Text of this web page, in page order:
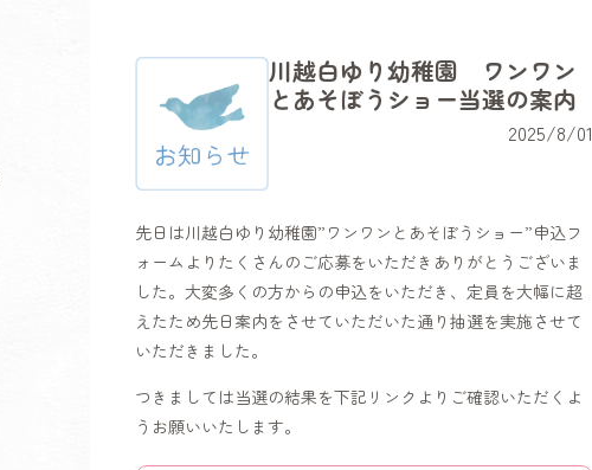
川越白ゆり幼稚園 ワンワン
とあそぼうショー当選の案内
2025/8/01
先日は川越白ゆり幼稚園”ワンワンとあそぼうショー”申込フ
ォームよりたくさんのご応募をいただきありがとうございま
した。大変多くの方からの申込をいただき、定員を大幅に超
えたため先日案内をさせていただいた通り抽選を実施させて
いただきました。
つきましては当選の結果を下記リンクよりご確認いただくよ
うお願いいたします。